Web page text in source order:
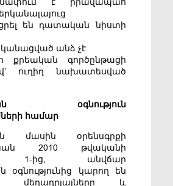
է իրավապահ
են դատական նիստի
անձ չէ
քրեական գործընթացի
ուղիղ նախատեսված
օգնություն
համար
մասին օրենսգրքի
2010 թվականի
1-ից, անվճար
կարող են
մեղադրյալները և